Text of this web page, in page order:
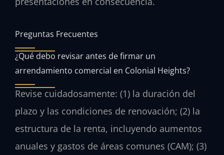
Preguntas Frecuentes
¿Qué debo revisar antes de firmar un
arrendamiento comercial en Colonial Heights?
Revise cuidadosamente: (1) la duración del
plazo y las condiciones de renovación; (2) la
estructura de la renta, incluyendo aumentos
anuales y gastos de áreas comunes (CAM); (3)